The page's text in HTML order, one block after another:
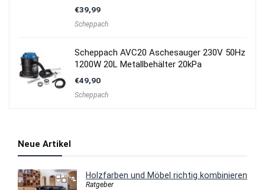
€39,99
Scheppach
Scheppach AVC20 Aschesauger 230V 50Hz
1200W 20L Metallbehälter 20kPa
€49,90
Scheppach
Neue Artikel
Holzfarben und Möbel richtig kombinieren
Ratgeber